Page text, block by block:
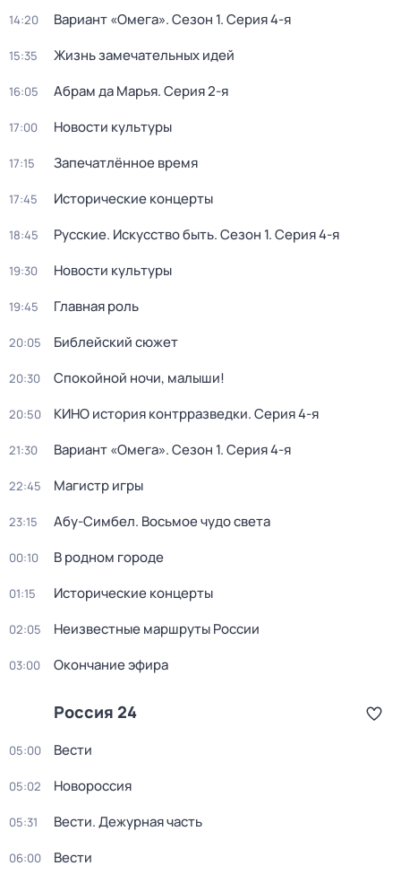
14:20 Вариант «Омега». Сезон 1. Серия 4-я
15:35 Жизнь замечательных идей
16:05 Абрам да Марья. Серия 2-я
17:00 Новости культуры
17:15 Запечатлённое время
17:45 Исторические концерты
18:45 Русские. Искусство быть. Сезон 1. Серия 4-я
19:30 Новости культуры
19:45 Главная роль
20:05 Библейский сюжет
20:30 Спокойной ночи, малыши!
20:50 КИНО история контрразведки. Серия 4-я
21:30 Вариант «Омега». Сезон 1. Серия 4-я
22:45 Магистр игры
23:15 Абу-Симбел. Восьмое чудо света
00:10 В родном городе
01:15 Исторические концерты
02:05 Неизвестные маршруты России
03:00 Окончание эфира
Россия 24
05:00 Вести
05:02 Новороссия
05:31 Вести. Дежурная часть
06:00 Вести